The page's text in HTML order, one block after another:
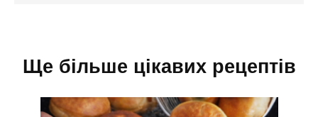
Ще більше цікавих рецептів